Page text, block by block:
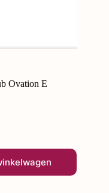
Ovation E